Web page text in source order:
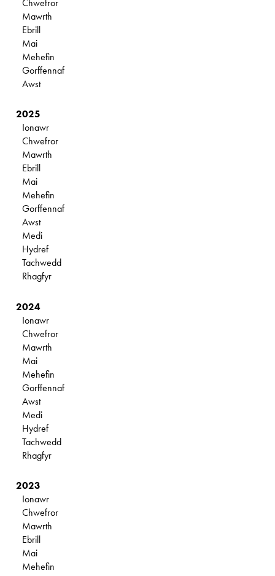
Mawrth
Ebrill
Mai
Mehefin
Gorffennaf
Awst
2025
Ionawr
Chwefror
Mawrth
Ebrill
Mai
Mehefin
Gorffennaf
Awst
Medi
Hydref
Tachwedd
Rhagfyr
2024
Ionawr
Chwefror
Mawrth
Mai
Mehefin
Gorffennaf
Awst
Medi
Hydref
Tachwedd
Rhagfyr
2023
Ionawr
Chwefror
Mawrth
Ebrill
Mai
Mehefin